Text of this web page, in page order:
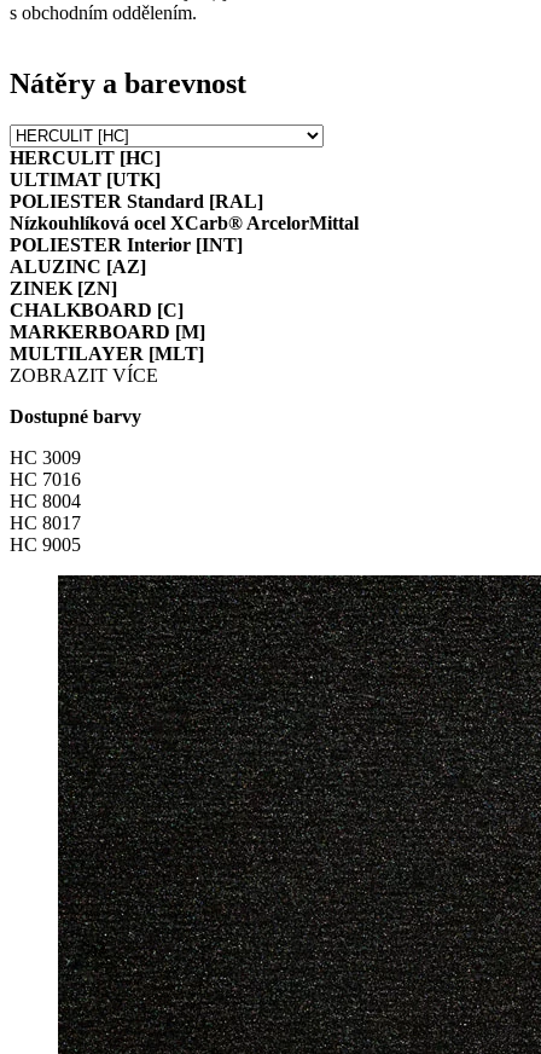
s obchodním oddělením.
Nátěry a barevnost
HERCULIT [HC]
ULTIMAT [UTK]
POLIESTER Standard [RAL]
Nízkouhlíková ocel XCarb® ArcelorMittal
POLIESTER Interior [INT]
ALUZINC [AZ]
ZINEK [ZN]
CHALKBOARD [C]
MARKERBOARD [M]
MULTILAYER [MLT]
ZOBRAZIT VÍCE
Dostupné barvy
HC 3009
HC 7016
HC 8004
HC 8017
HC 9005